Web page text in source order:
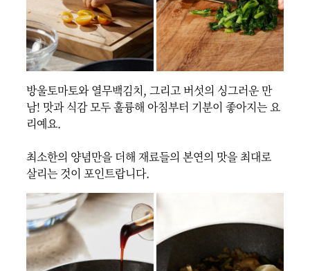
방울토마토와 열무백김치, 그리고 버섯의 싱그러운 만
남! 맛과 식감 모두 훌륭해 아침부터 기분이 좋아지는 요
리예요.
최소한의 양념만을 더해 재료들의 본연의 맛을 최대로
살리는 것이 포인트랍니다.